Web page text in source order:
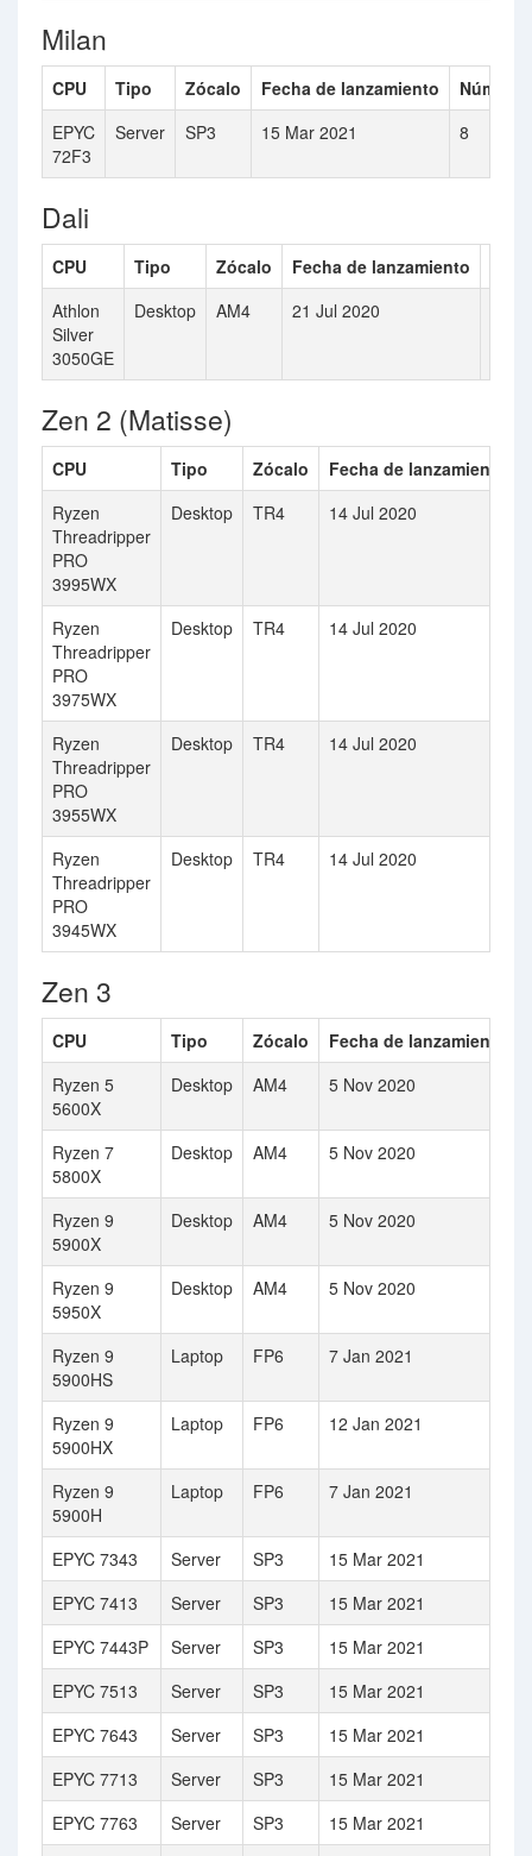
Milan
CPU Tipo Zócalo Fecha de lanzamiento
Número
EPYC
72F3
Server SP3 15 Mar 2021 8
Dali
CPU Tipo Zócalo Fecha de lanzamiento
Athlon
Silver
3050GE
Desktop AM4 21 Jul 2020
Zen 2 (Matisse)
CPU Tipo Zócalo Fecha de lanzamiento
Ryzen
Threadripper
PRO
3995WX
Desktop TR4 14 Jul 2020
Ryzen
Threadripper
PRO
3975WX
Desktop TR4 14 Jul 2020
Ryzen
Threadripper
PRO
3955WX
Desktop TR4 14 Jul 2020
Ryzen
Threadripper
PRO
3945WX
Desktop TR4 14 Jul 2020
Zen 3
CPU Tipo Zócalo Fecha de lanzamiento
Ryzen 5
5600X
Desktop AM4 5 Nov 2020
Ryzen 7
5800X
Desktop AM4 5 Nov 2020
Ryzen 9
5900X
Desktop AM4 5 Nov 2020
Ryzen 9
5950X
Desktop AM4 5 Nov 2020
Ryzen 9
5900HS
Laptop FP6 7 Jan 2021
Ryzen 9
5900HX
Laptop FP6 12 Jan 2021
Ryzen 9
5900H
Laptop FP6 7 Jan 2021
EPYC 7343 Server SP3 15 Mar 2021
EPYC 7413
Server SP3 15 Mar 2021
EPYC 7443P
Server SP3 15 Mar 2021
EPYC 7513
Server SP3 15 Mar 2021
EPYC 7643
Server SP3 15 Mar 2021
EPYC 7713
Server SP3 15 Mar 2021
EPYC 7763
Server SP3 15 Mar 2021